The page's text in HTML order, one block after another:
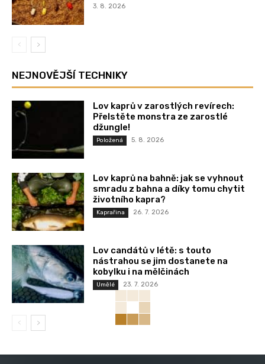
3. 8. 2026
NEJNOVĚJŠÍ TECHNIKY
Lov kaprů v zarostlých revírech:
Přelstěte monstra ze zarostlé
džungle!
Položená 5. 8. 2026
Lov kaprů na bahně: jak se vyhnout
smradu z bahna a díky tomu chytit
životního kapra?
Kaprařina 26. 7. 2026
Lov candátů v létě: s touto
nástrahou se jim dostanete na
kobylku i na mělčinách
Umělé 23. 7. 2026